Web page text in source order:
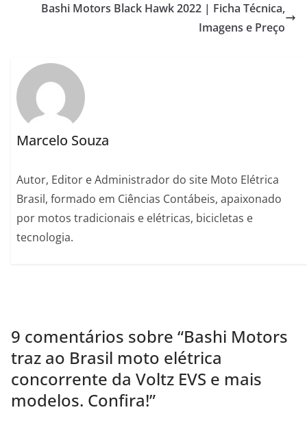
Bashi Motors Black Hawk 2022 | Ficha Técnica,
Imagens e Preço
Marcelo Souza
Autor, Editor e Administrador do site Moto Elétrica
Brasil, formado em Ciências Contábeis, apaixonado
por motos tradicionais e elétricas, bicicletas e
tecnologia.
9 comentários sobre “Bashi Motors
traz ao Brasil moto elétrica
concorrente da Voltz EVS e mais
modelos. Confira!”